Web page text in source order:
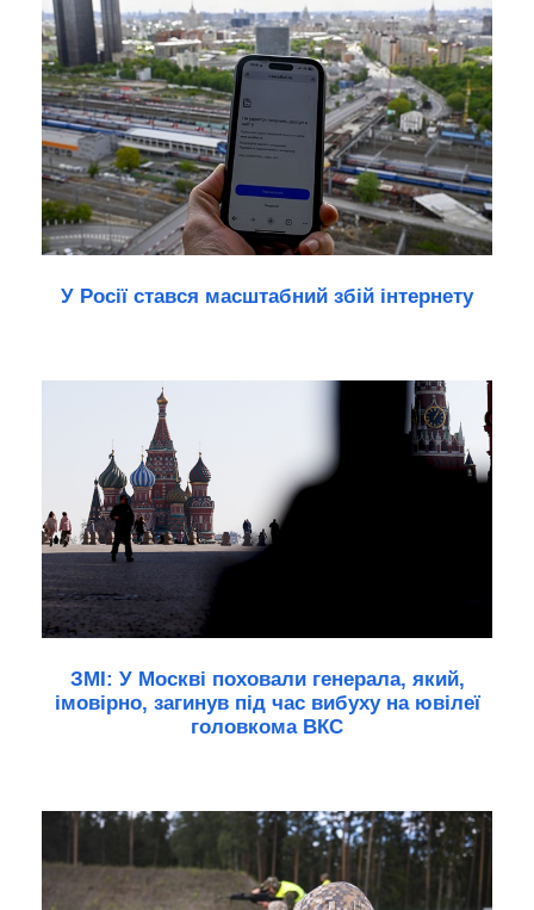
У Росії стався масштабний збій інтернету
ЗМІ: У Москві поховали генерала, який,
імовірно, загинув під час вибуху на ювілеї
головкома ВКС